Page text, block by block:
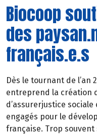
Biocoop
des
français.e.s
Dès le tournant de l’an
entreprend la création
d’assurerjustice
engagés pour le
française. Trop